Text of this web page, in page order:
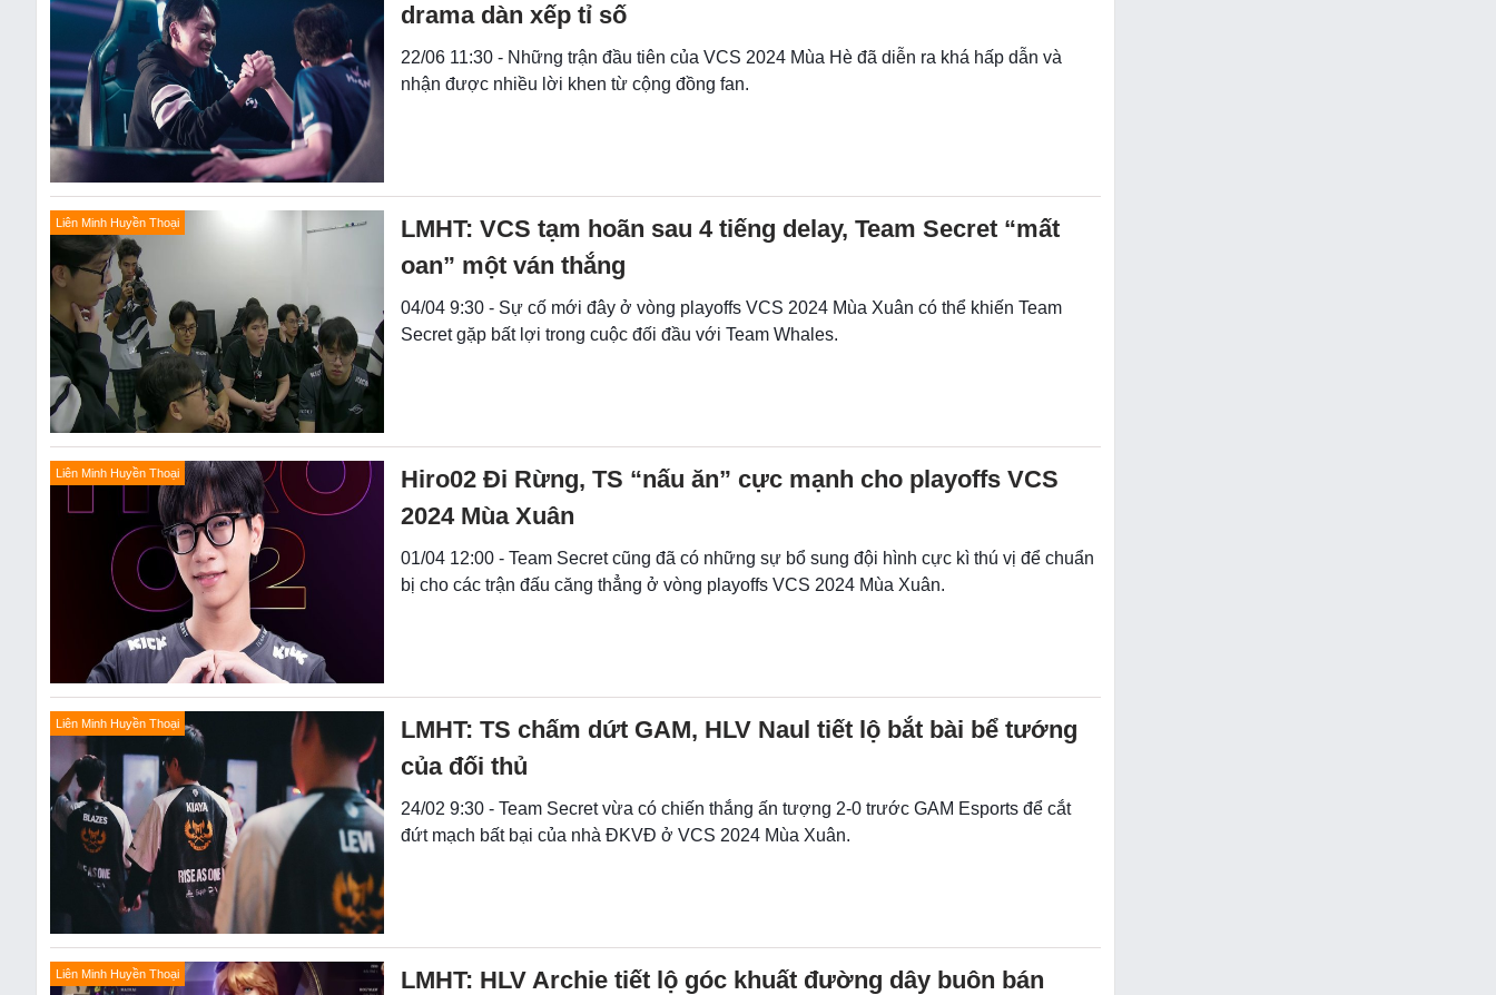
drama dàn xếp tỉ số
22/06 11:30 - Những trận đầu tiên của VCS 2024 Mùa Hè đã diễn ra khá hấp dẫn và
nhận được nhiều lời khen từ cộng đồng fan.
Liên Minh Huyền Thoại
LMHT: VCS tạm hoãn sau 4 tiếng delay, Team Secret “mất
oan” một ván thắng
04/04 9:30 - Sự cố mới đây ở vòng playoffs VCS 2024 Mùa Xuân có thể khiến Team
Secret gặp bất lợi trong cuộc đối đầu với Team Whales.
Liên Minh Huyền Thoại
Hiro02 Đi Rừng, TS “nấu ăn” cực mạnh cho playoffs VCS
2024 Mùa Xuân
01/04 12:00 - Team Secret cũng đã có những sự bổ sung đội hình cực kì thú vị để chuẩn
bị cho các trận đấu căng thẳng ở vòng playoffs VCS 2024 Mùa Xuân.
Liên Minh Huyền Thoại
LMHT: TS chấm dứt GAM, HLV Naul tiết lộ bắt bài bể tướng
của đối thủ
24/02 9:30 - Team Secret vừa có chiến thắng ấn tượng 2-0 trước GAM Esports để cắt
đứt mạch bất bại của nhà ĐKVĐ ở VCS 2024 Mùa Xuân.
Liên Minh Huyền Thoại
LMHT: HLV Archie tiết lộ góc khuất đường dây buôn bán